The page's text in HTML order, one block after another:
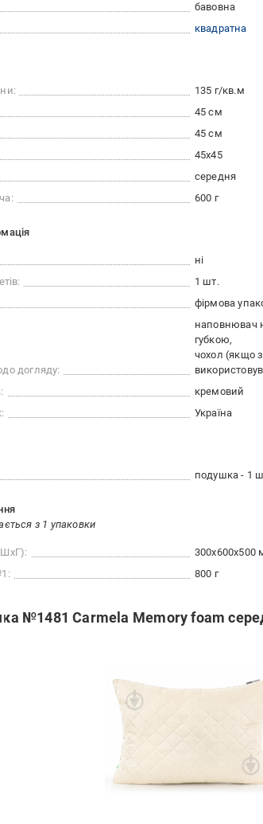
бавовна
квадратна
135 г/кв.м
45 см
45 см
45x45
середня
600 г
ні
1 шт.
фірмова
догляду:
наповнювач
губкою
чохол (якщо
кремовий
Україна
подушка - 1
з 1 упаковки
300x600x500
800 г
№1481 Carmela Memory foam